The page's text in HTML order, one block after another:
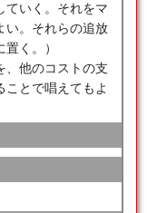
ていく。それをマ
い。それらの追放
く。）
、他のコストの支
とで唱えてもよ